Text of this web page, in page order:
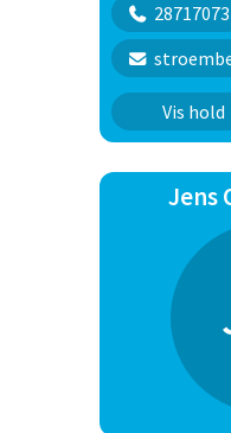
28717073
Vis hold
SAR
Jens